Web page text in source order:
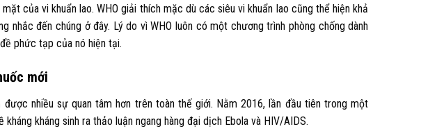
của vi khuẩn lao. WHO giải thích mặc dù các siêu vi khuẩn lao cũng thể hiện khả
nhắc đến chúng ở đây. Lý do vì WHO luôn có một chương trình phòng chống dành
phức tạp của nó hiện tại.
mới
được nhiều sự quan tâm hơn trên toàn thế giới. Nằm 2016, lần đầu tiên trong một
kháng sinh ra thảo luận ngang hàng đại dịch Ebola và HIV/AIDS.